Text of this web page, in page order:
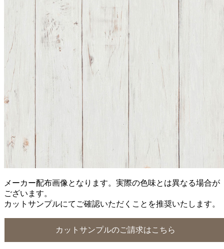
メーカー配布画像となります。実際の色味とは異なる場合が
ございます。
カットサンプルにてご確認いただくことを推奨いたします。
カットサンプルのご請求はこちら